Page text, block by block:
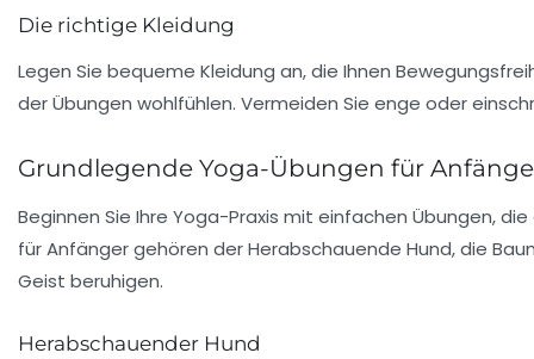
Die richtige Kleidung
Legen Sie bequeme Kleidung an, die Ihnen
der Übungen wohlfühlen. Vermeiden Sie enge oder
Grundlegende Yoga-Übungen für
Beginnen Sie Ihre Yoga-Praxis mit einfachen Übungen,
für Anfänger gehören derHerabschauende Hund, die
Geist beruhigen.
Herabschauender Hund